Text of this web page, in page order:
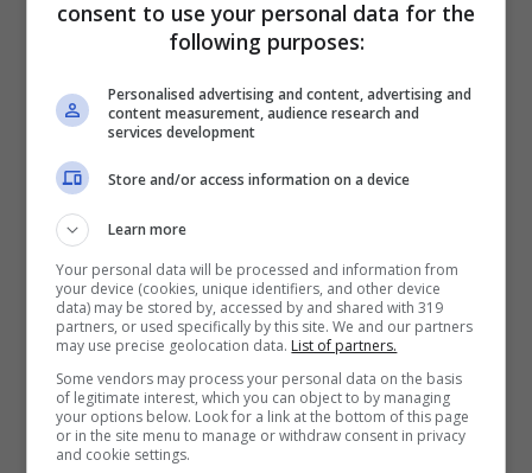
L’animale domestico più diffuso al mondo
rimane ilcane: circa il 33% degli intervistati
ha risposto di avere scelto come animale da
compagnia il migliore amico dell’uomo. Fido
consent to use your personal data for the
following purposes:
Personalised advertising and content, advertising and
content measurement, audience research and
services development
Store and/or access information on a device
Learn more
Your personal data will be processed and information from
your device (cookies, unique identifiers, and other device
data) may be stored by, accessed by and shared with 319
partners, or used specifically by this site. We and our partners
may use precise geolocation data. List of partners.
Some vendors may process your personal data on the basis
of legitimate interest, which you can object to by managing
your options below. Look for a link at the bottom of this page
or in the site menu to manage or withdraw consent in privacy
and cookie settings.